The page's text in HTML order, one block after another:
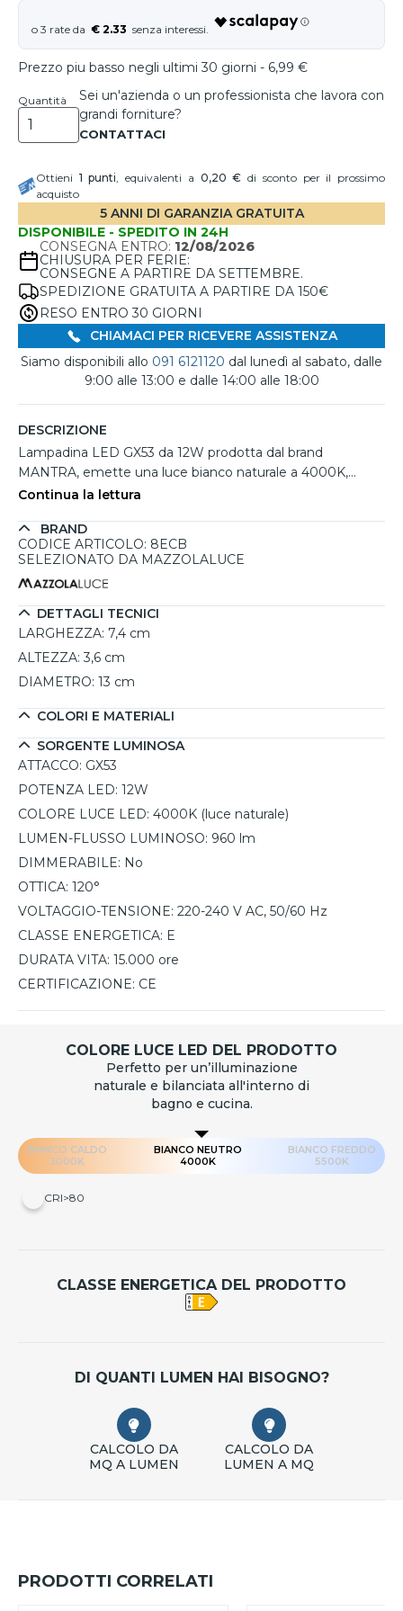
€ 2.33
Prezzo piu basso negli ultimi 30 giorni - 6,99 €
Quantità
Sei un'azienda o un professionista che lavora con
grandi forniture?
Ottieni 1 punti, equivalenti a 0,20 € di sconto per il prossimo
acquisto
5 ANNI DI GARANZIA GRATUITA
DISPONIBILE - SPEDITO IN 24H
CONSEGNA ENTRO: 12/08/2026
CHIUSURA PER FERIE:
CONSEGNE A PARTIRE DA SETTEMBRE.
SPEDIZIONE GRATUITA A PARTIRE DA 150€
RESO ENTRO 30 GIORNI
CHIAMACI PER RICEVERE ASSISTENZA
Siamo disponibili allo 091 6121120 dal lunedì al sabato, dalle
9:00 alle 13:00 e dalle 14:00 alle 18:00
DESCRIZIONE
Lampadina LED GX53 da 12W prodotta dal brand
MANTRA, emette una luce bianco naturale a 4000K,
perfetta per ambienti come cucina, soggiorno, corridoio o
Grazie alla tecnologia LED avanzata, questa lampadina
offre un basso consumo energetico e una durata stimata
sulla bolletta. Con un flusso luminoso di 960 lumen e un
angolo di illuminazione di 120°, assicura una distribuzione
uniforme della luce.
Continua la lettura
BRAND
CODICE ARTICOLO: 8ECB
SELEZIONATO DA MAZZOLALUCE
DETTAGLI TECNICI
LARGHEZZA: 7,4 cm
ALTEZZA: 3,6 cm
DIAMETRO: 13 cm
COLORI E MATERIALI
SORGENTE LUMINOSA
ATTACCO: GX53
POTENZA LED: 12W
COLORE LUCE LED: 4000K (luce naturale)
LUMEN-FLUSSO LUMINOSO: 960 lm
DIMMERABILE: No
OTTICA: 120°
VOLTAGGIO-TENSIONE: 220-240 V AC, 50/60 Hz
CLASSE ENERGETICA: E
DURATA VITA: 15.000 ore
CERTIFICAZIONE: CE
COLORE LUCE LED DEL PRODOTTO
Perfetto per un’illuminazione
naturale e bilanciata all'interno di
bagno e cucina.
BIANCO CALDO
3000K
BIANCO NEUTRO
4000K
BIANCO FREDDO
5500K
CRI>80
CLASSE ENERGETICA DEL PRODOTTO
DI QUANTI LUMEN HAI BISOGNO?
CALCOLO DA
MQ A LUMEN
CALCOLO DA
LUMEN A MQ
PRODOTTI CORRELATI